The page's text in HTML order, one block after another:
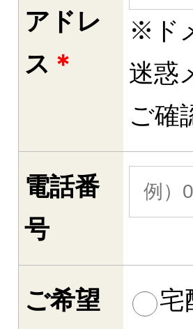
アドレ
ス ＊
※ド
迷惑
ご確
電話番
号
ご希望 宅